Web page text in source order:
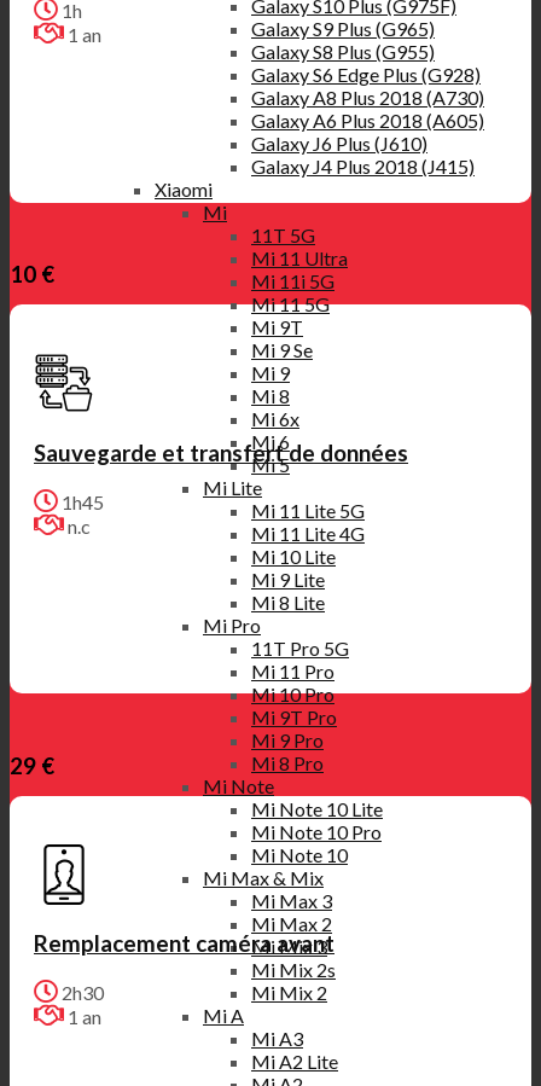
Galaxy S10 Plus (G975F)
Galaxy S9 Plus (G965)
Galaxy S8 Plus (G955)
Galaxy S6 Edge Plus (G928)
Galaxy A8 Plus 2018 (A730)
Galaxy A6 Plus 2018 (A605)
Galaxy J6 Plus (J610)
Galaxy J4 Plus 2018 (J415)
Xiaomi
Mi
11T 5G
Mi 11 Ultra
Mi 11i 5G
Mi 11 5G
Mi 9T
Mi 9 Se
Mi 9
Mi 8
Mi 6x
Mi 6
Mi 5
Mi Lite
Mi 11 Lite 5G
Mi 11 Lite 4G
Mi 10 Lite
Mi 9 Lite
Mi 8 Lite
Mi Pro
11T Pro 5G
Mi 11 Pro
Mi 10 Pro
Mi 9T Pro
Mi 9 Pro
Mi 8 Pro
Mi Note
Mi Note 10 Lite
Mi Note 10 Pro
Mi Note 10
Mi Max & Mix
Mi Max 3
Mi Max 2
Mi Mix 3
Mi Mix 2s
Mi Mix 2
Mi A
Mi A3
Mi A2 Lite
1h
1 an
10 €
Sauvegarde et transfert de données
1h45
n.c
29 €
Remplacement caméra avant
2h30
1 an